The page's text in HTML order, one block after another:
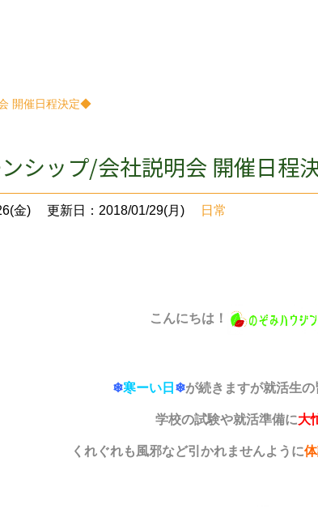
開催日程決定◆
シップ/会社説明会 開催日程
金) 更新日：2018/01/29(月) 日常
こんにちは！
❄寒ーい日 ❄が続きますが就活生の
学校の試験や就活準備に大
くれぐれも風邪など引かれませんように